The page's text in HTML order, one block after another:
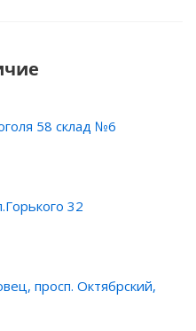
58 склад №6
32
просп. Октябрский,